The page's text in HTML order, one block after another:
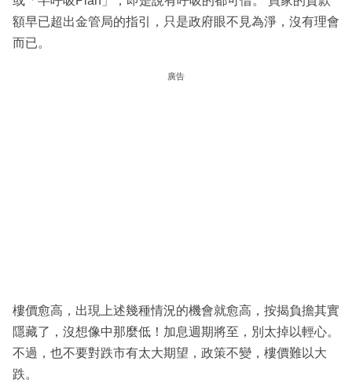
額早已超出金管局的指引，只是政府眼不見為淨，沒有理會
而已。
廣告
樓價愈高，出現上述幾種情況的機會就愈高，按揭負擔其實
隱藏了，沒想像中那麼低！加息週期將至，別太掉以輕心。
不過，也不要對跌市有太大期望，政策不變，樓價難以大
跌。